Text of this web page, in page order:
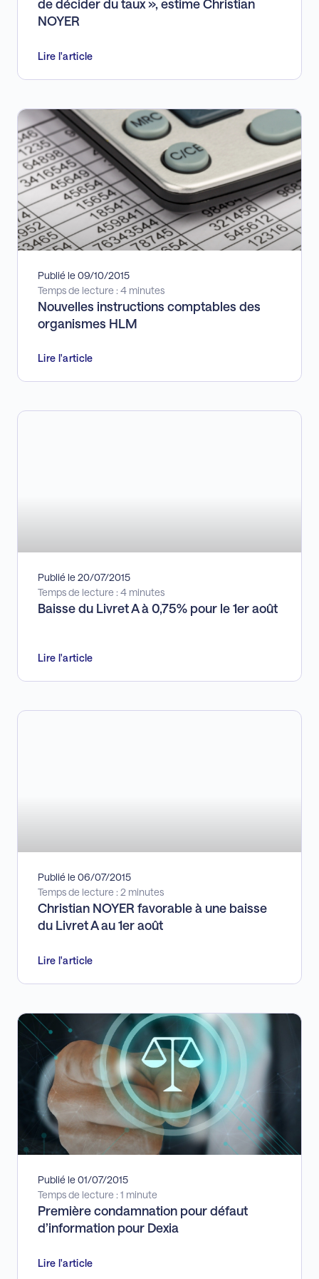
TASCOM
de décider du taux », estime Christian
NOYER
Lire l'article
Publié le 09/10/2015
Temps de lecture : 4 minutes
Nouvelles instructions comptables des
organismes HLM
Lire l'article
Publié le 20/07/2015
Temps de lecture : 4 minutes
Baisse du Livret A à 0,75% pour le 1er août
Lire l'article
Publié le 06/07/2015
Temps de lecture : 2 minutes
Christian NOYER favorable à une baisse
du Livret A au 1er août
Lire l'article
Publié le 01/07/2015
Temps de lecture : 1 minute
Première condamnation pour défaut
d’information pour Dexia
Lire l'article